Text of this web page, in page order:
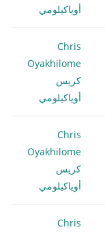
أوياكيلومي
Chris
Oyakhilome
كريس
أوياكيلومي
Chris
Oyakhilome
كريس
أوياكيلومي
Chris